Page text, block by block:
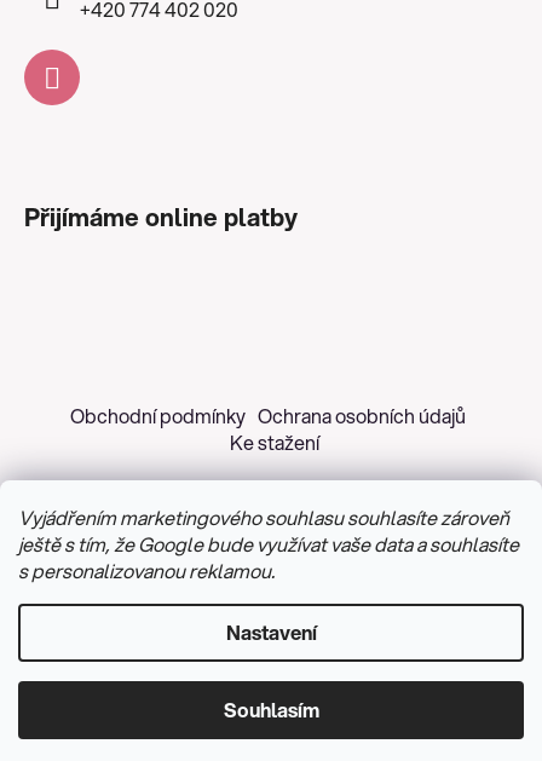
Vyjádřením marketingového souhlasu souhlasíte zároveň
ještě s tím, že Google bude využívat vaše data a souhlasíte
s personalizovanou reklamou.
Nastavení
Souhlasím
+420 774 402 020
Přijímáme online platby
Obchodní podmínky Ochrana osobních údajů
Ke stažení
Vytvořil Shoptet&PekneWeby
Upravit nastavení cookies